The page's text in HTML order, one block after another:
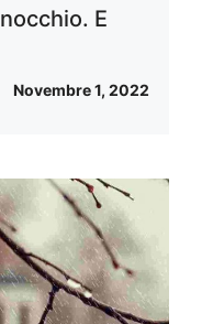
E
Novembre 1, 2022